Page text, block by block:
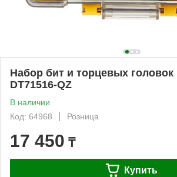
Набор бит и торцевых головок
DT71516-QZ
В наличии
Код: 64968
Розница
17 450 ₸
Купить